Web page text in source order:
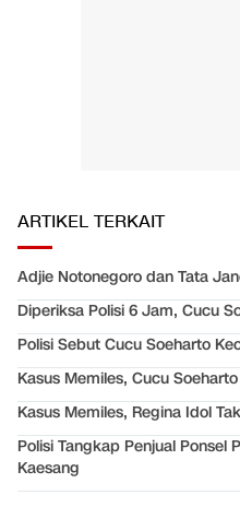
ARTIKEL TERKAIT
Adjie Notonegoro dan Tata
Diperiksa Polisi 6 Jam, Cucu
Polisi Sebut Cucu Soeharto
Kasus Memiles, Cucu
Kasus Memiles, Regina Idol
Polisi Tangkap Penjual Ponsel
Kaesang